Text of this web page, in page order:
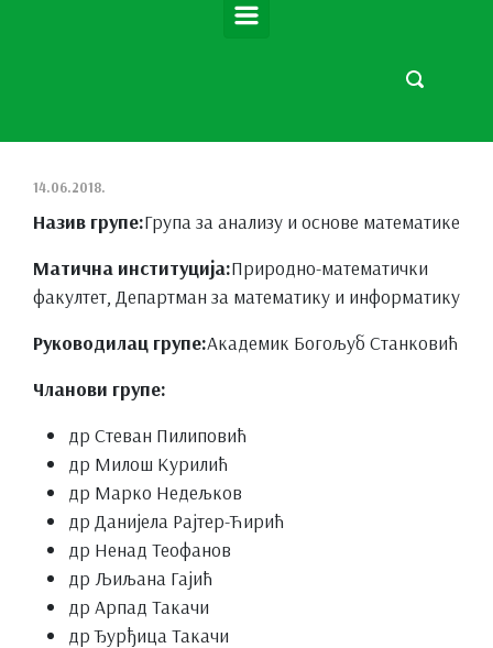
14.06.2018.
Назив групе:Група за анализу и основе математике
Матична институција:Природно-математички
факултет, Департман за математику и информатику
Руководилац групе:Академик Богољуб Станковић
Чланови групе:
др Стеван Пилиповић
др Милош Курилић
др Марко Недељков
др Данијела Рајтер-Ћирић
др Ненад Теофанов
др Љиљана Гајић
др Арпад Такачи
др Ђурђица Такачи